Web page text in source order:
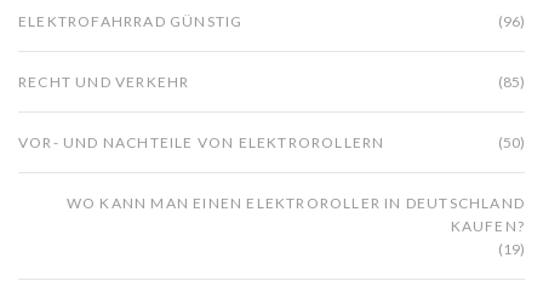
ELEKTROFAHRRAD GÜNSTIG (96)
RECHT UND VERKEHR (85)
VOR- UND NACHTEILE VON ELEKTROROLLERN (50)
WO KANN MAN EINEN ELEKTROROLLER IN DEUTSCHLAND
KAUFEN?
(19)